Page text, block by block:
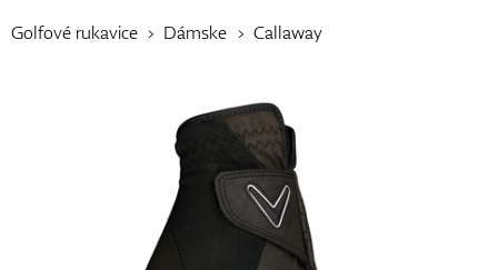
Palice
Golfové rukavice Dámske Callaway